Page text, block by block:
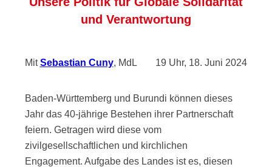
und Verantwortung
MitSebastian Cuny, MdL 19 Uhr, 18. Juni 2024
Baden-Württemberg und Burundi können dieses
Jahr das 40-jährige Bestehen ihrer Partnerschaft
feiern. Getragen wird diese vom
zivilgesellschaftlichen und kirchlichen
Engagement. Aufgabe des Landes ist es, diesen